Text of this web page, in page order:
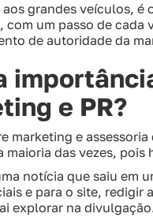
aos grandes veículos,
com um passo de
de autoridade da
e PR?
marketing e
maioria das vezes, pois
notícia que saiu em
e para o site, redigir
explorar na